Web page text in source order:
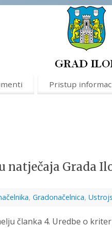
Pristup
natječaja Grada
, Gradonačelnica,
članka 4. Uredbe o